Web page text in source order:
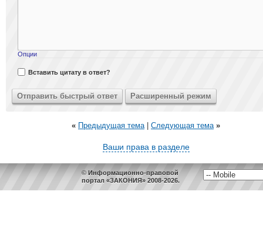
Опции
Вставить цитату в ответ?
« Предыдущая тема| Следующая тема »
Ваши права в разделе
© Информационно-правовой
портал «ЗАКОНИЯ» 2008-2026.